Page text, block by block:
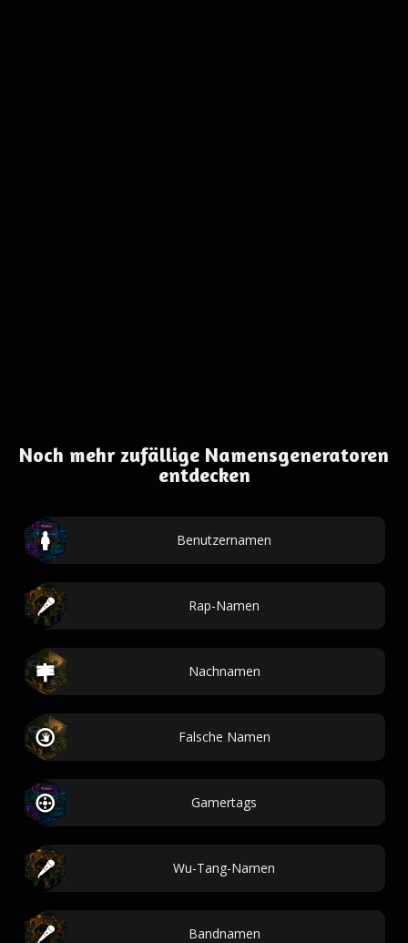
Noch mehr zufällige Namensgeneratoren
entdecken
Benutzernamen
Rap-Namen
Nachnamen
Falsche Namen
Gamertags
Wu-Tang-Namen
Bandnamen